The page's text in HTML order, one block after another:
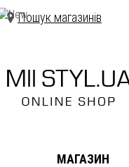
Пошук магазинів
МАГАЗИН